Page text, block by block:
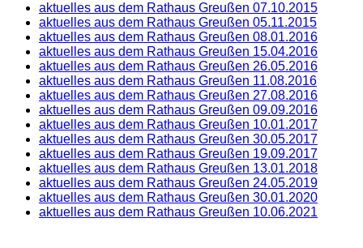
aktuelles aus dem Rathaus Greußen 07.10.2015
aktuelles aus dem Rathaus Greußen 05.11.2015
aktuelles aus dem Rathaus Greußen 08.01.2016
aktuelles aus dem Rathaus Greußen 15.04.2016
aktuelles aus dem Rathaus Greußen 26.05.2016
aktuelles aus dem Rathaus Greußen 11.08.2016
aktuelles aus dem Rathaus Greußen 27.08.2016
aktuelles aus dem Rathaus Greußen 09.09.2016
aktuelles aus dem Rathaus Greußen 10.01.2017
aktuelles aus dem Rathaus Greußen 30.05.2017
aktuelles aus dem Rathaus Greußen 19.09.2017
aktuelles aus dem Rathaus Greußen 13.01.2018
aktuelles aus dem Rathaus Greußen 24.05.2019
aktuelles aus dem Rathaus Greußen 30.01.2020
aktuelles aus dem Rathaus Greußen 10.06.2021